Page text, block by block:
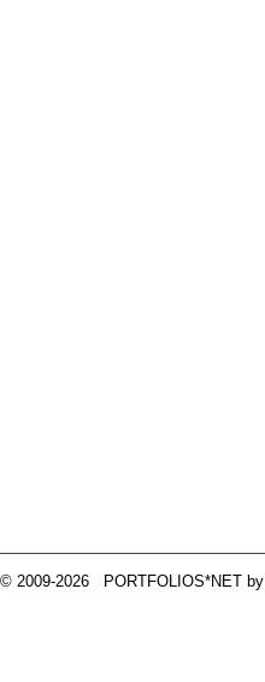
© 2009-2026 PORTFOLIOS*NET by